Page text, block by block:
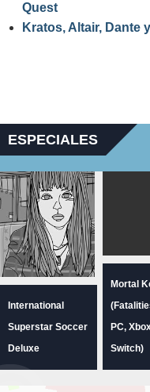
Quest
Kratos, Altair, Dante
ESPECIALES
International
Superstar Soccer
Deluxe
Mortal
PC,
Switch)